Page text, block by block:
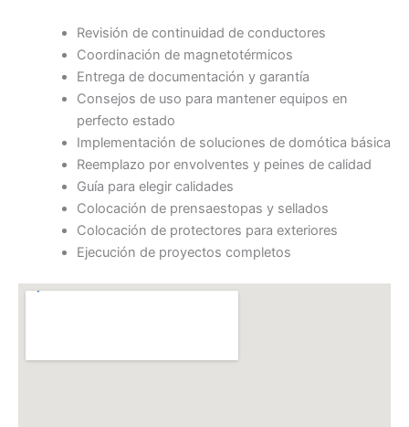
Revisión de continuidad de conductores
Coordinación de magnetotérmicos
Entrega de documentación y garantía
Consejos de uso para mantener equipos en
perfecto estado
Implementación de soluciones de domótica básica
Reemplazo por envolventes y peines de calidad
Guía para elegir calidades
Colocación de prensaestopas y sellados
Colocación de protectores para exteriores
Ejecución de proyectos completos